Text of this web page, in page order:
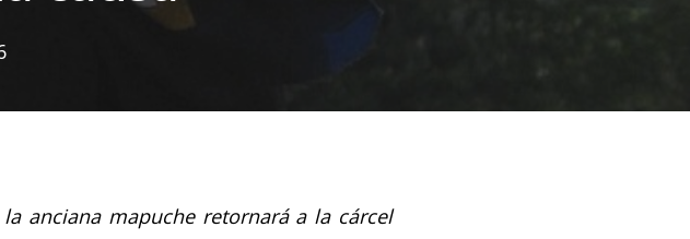
anciana mapuche retornará a la cárcel